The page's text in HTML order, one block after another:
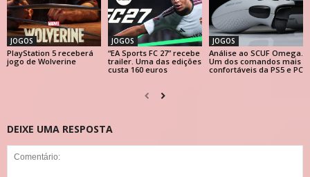
JOGOS
PlayStation 5 receberá
jogo de Wolverine
JOGOS
“EA Sports FC 27” recebe
trailer. Uma das edições
custa 160 euros
JOGOS
Análise ao SCUF Omega.
Um dos comandos mais
confortáveis da PS5 e PC
DEIXE UMA RESPOSTA